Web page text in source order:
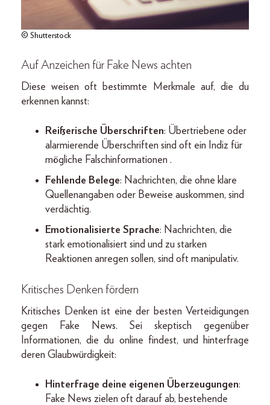
© Shutterstock
Auf Anzeichen für Fake News achten
Diese weisen oft bestimmte Merkmale auf, die du
erkennen kannst:
Reißerische Überschriften: Übertriebene oder
alarmierende Überschriften sind oft ein Indiz für
mögliche Falschinformationen .
Fehlende Belege: Nachrichten, die ohne klare
Quellenangaben oder Beweise auskommen, sind
verdächtig.
Emotionalisierte Sprache: Nachrichten, die
stark emotionalisiert sind und zu starken
Reaktionen anregen sollen, sind oft manipulativ.
Kritisches Denken fördern
Kritisches Denken ist eine der besten Verteidigungen
gegen Fake News. Sei skeptisch gegenüber
Informationen, die du online findest, und hinterfrage
deren Glaubwürdigkeit:
Hinterfrage deine eigenen Überzeugungen:
Fake News zielen oft darauf ab, bestehende